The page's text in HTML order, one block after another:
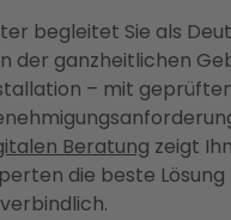
begleitet Sie als
der ganzheitlichen
– mit
Beratung zeigt
die beste